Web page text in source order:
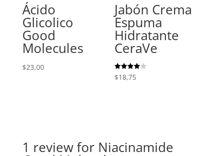
Ácido
Glicolico
Good
Molecules
$23,00
Jabón Crema
Espuma
Hidratante
CeraVe
Valorado
con
$18,75
1 review for Niacinamide